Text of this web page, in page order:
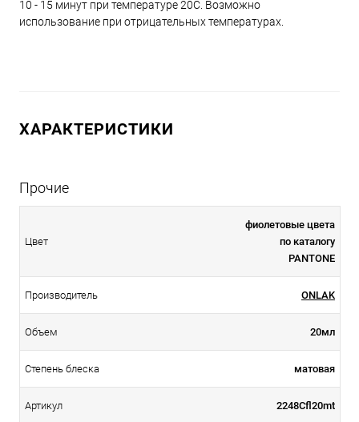
10 - 15 минут при температуре 20С. Возможно
использование при отрицательных температурах.
ХАРАКТЕРИСТИКИ
Прочие
Цвет
фиолетовые цвета
по каталогу
PANTONE
Производитель ONLAK
Объем 20мл
Степень блеска матовая
Артикул 2248Cfl20mt